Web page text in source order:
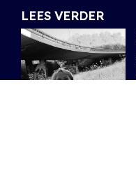
LEES VERDER